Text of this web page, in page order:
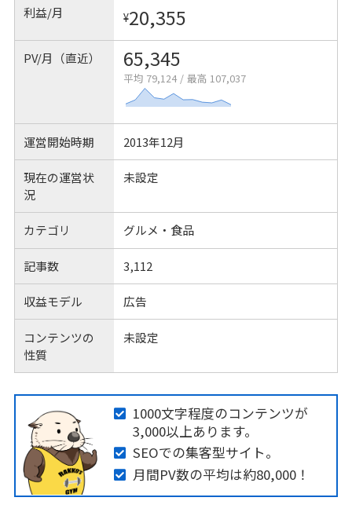
利益/月 ¥20,355
PV/月（直近） 65,345
平均 79,124 / 最高 107,037
運営開始時期 2013年12月
現在の運営状
況
未設定
カテゴリ グルメ・食品
記事数 3,112
収益モデル 広告
コンテンツの
性質
未設定
1000文字程度のコンテンツが
3,000以上あります。
SEOでの集客型サイト。
月間PV数の平均は約80,000！